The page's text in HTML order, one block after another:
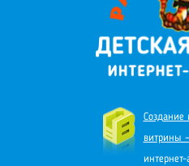
Создание
витрины
интернет-